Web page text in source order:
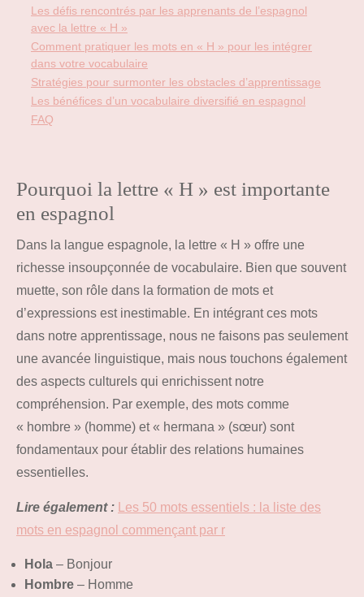
Les défis rencontrés par les apprenants de l’espagnol
avec la lettre « H »
Comment pratiquer les mots en « H » pour les intégrer
dans votre vocabulaire
Stratégies pour surmonter les obstacles d’apprentissage
Les bénéfices d’un vocabulaire diversifié en espagnol
FAQ
Pourquoi la lettre « H » est importante
en espagnol
Dans la langue espagnole, la lettre « H » offre une
richesse insoupçonnée de vocabulaire. Bien que souvent
muette, son rôle dans la formation de mots et
d’expressions est inestimable. En intégrant ces mots
dans notre apprentissage, nous ne faisons pas seulement
une avancée linguistique, mais nous touchons également
des aspects culturels qui enrichissent notre
compréhension. Par exemple, des mots comme
« hombre » (homme) et « hermana » (sœur) sont
fondamentaux pour établir des relations humaines
essentielles.
Lire également :
Les 50 mots essentiels : la liste des
mots en espagnol commençant par r
Hola – Bonjour
Hombre – Homme